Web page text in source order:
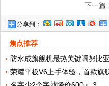
下一篇
分享到：
焦点推荐
防水成旗舰机最热关键词努比
荣耀平板V6上手体验，首款旗